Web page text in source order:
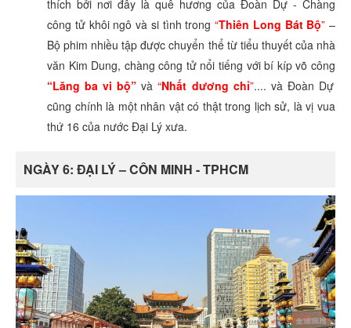
thích bởi nơi đây là quê hương của Đoàn Dự - Chàng
công tử khôi ngô và si tình trong “Thiên Long Bát Bộ” –
Bộ phim nhiều tập được chuyển thể từ tiểu thuyết của nhà
văn Kim Dung, chàng công tử nổi tiếng với bí kíp võ công
“Lăng ba vi bộ” và“Nhất dương chỉ”.... và Đoàn Dự
cũng chính là một nhân vật có thật trong lịch sử, là vị vua
thứ 16 của nước Đại Lý xưa.
NGÀY 6: ĐẠI LÝ – CÔN MINH - TPHCM